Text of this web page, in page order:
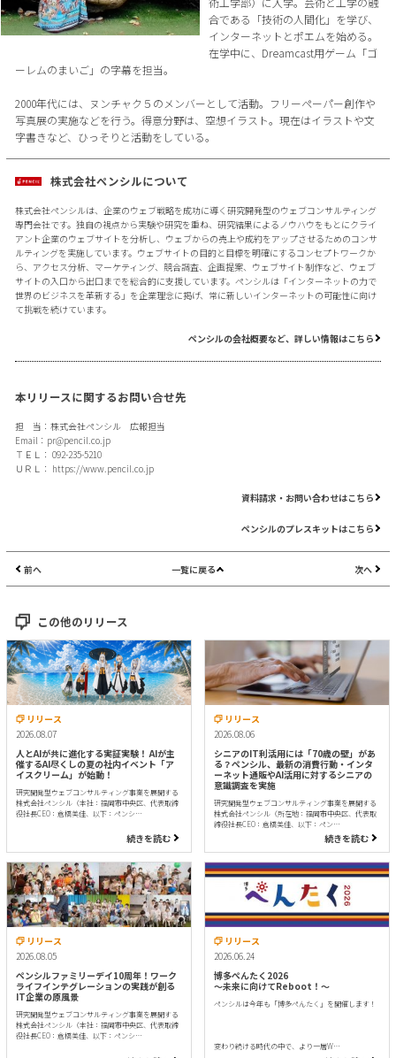
合である「技術の人間化」を学び、
インターネットとポエムを始める。
在学中に、Dreamcast用ゲーム「ゴ
ーレムのまいご」の字幕を担当。
2000年代には、ヌンチャク５のメンバーとして活動。フリーペーパー創作や
写真展の実施などを行う。得意分野は、空想イラスト。現在はイラストや文
字書きなど、ひっそりと活動をしている。
株式会社ペンシルについて
株式会社ペンシルは、企業のウェブ戦略を成功に導く研究開発型のウェブコンサルティング
専門会社です。独自の視点から実験や研究を重ね、研究結果によるノウハウをもとにクライ
アント企業のウェブサイトを分析し、ウェブからの売上や成約をアップさせるためのコンサ
ルティングを実施しています。ウェブサイトの目的と目標を明確にするコンセプトワークか
ら、アクセス分析、マーケティング、競合調査、企画提案、ウェブサイト制作など、ウェブ
サイトの入口から出口までを総合的に支援しています。ペンシルは「インターネットの力で
世界のビジネスを革新する」を企業理念に掲げ、常に新しいインターネットの可能性に向け
て挑戦を続けています。
ペンシルの会社概要など、詳しい情報はこちら
本リリースに関するお問い合せ先
担 当：株式会社ペンシル 広報担当
Email： pr@pencil.co.jp
ＴＥＬ： 092-235-5210
ＵＲＬ： https://www.pencil.co.jp
資料請求・お問い合わせはこちら
ペンシルのプレスキットはこちら
前へ 一覧に戻る 次へ
この他のリリース
リリース
2026.08.07
人とAIが共に進化する実証実験！ AIが主
催するAI尽くしの夏の社内イベント「ア
イスクリーム」が始動！
研究開発型ウェブコンサルティング事業を展開する
株式会社ペンシル（本社：福岡市中央区、代表取締
役社長CEO：倉橋美佳、以下：ペンシ…
続きを読む
リリース
2026.08.06
シニアのIT利活用には「70歳の壁」があ
る？ペンシル、最新の消費行動・インタ
ーネット通販やAI活用に対するシニアの
意識調査を実施
研究開発型ウェブコンサルティング事業を展開する
株式会社ペンシル（所在地：福岡市中央区、代表取
締役社長CEO：倉橋美佳、以下：ペン…
続きを読む
リリース
2026.08.05
ペンシルファミリーデイ10周年！ワーク
ライフインテグレーションの実践が創る
IT企業の原風景
研究開発型ウェブコンサルティング事業を展開する
株式会社ペンシル（本社：福岡市中央区、代表取締
役社長CEO：倉橋美佳、以下：ペンシ…
リリース
2026.06.24
博多ぺんたく2026
〜未来に向けてReboot！〜
ペンシルは今年も「博多ぺんたく」を開催します！
変わり続ける時代の中で、より一層W…